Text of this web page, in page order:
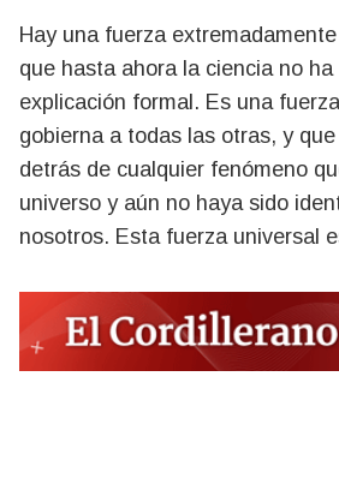
Hay una fuerza
que hasta ahora la ciencia no
explicación formal. Es una
gobierna a todas las otras, y
detrás de cualquier fenómeno
universo y aún no haya sido
nosotros. Esta fuerza universal